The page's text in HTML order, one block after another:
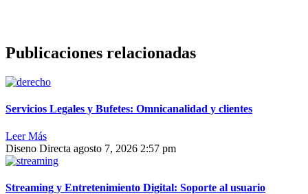
Publicaciones relacionadas
Servicios Legales y Bufetes: Omnicanalidad y clientes
Leer Más
Diseno Directa agosto 7, 2026 2:57 pm
Streaming y Entretenimiento Digital: Soporte al usuario